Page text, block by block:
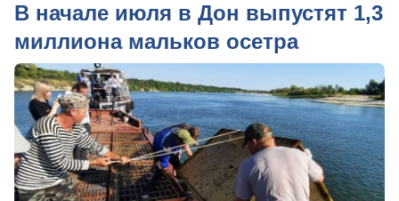
В начале июля в Дон выпустят 1,3
миллиона мальков осетра